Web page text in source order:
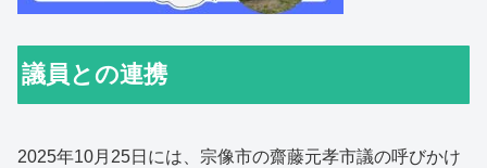
議員との連携
2025年10月25日には、宗像市の齋藤元孝市議の呼びかけ